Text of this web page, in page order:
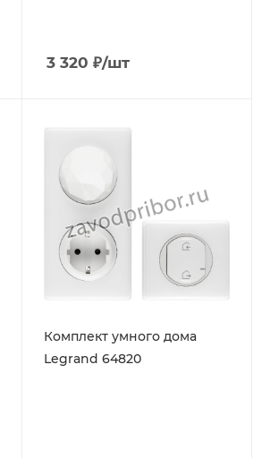
3 320 ₽/шт
Комплект умного дома
Legrand 64820